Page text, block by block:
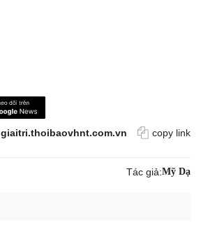
giaitri.thoibaovhnt.com.vn copy link
Tác giả:Mỹ Dạ